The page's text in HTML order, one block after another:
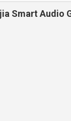
Smart Audio